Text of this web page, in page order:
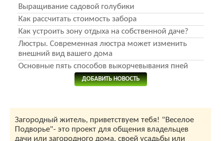
Выращивание садовой голубики
Как рассчитать стоимость забора
Как устроить зону отдыха на собственной даче?
Люстры. Современная люстра может изменить
внешний вид вашего дома
Основные пять способов выкорчевывания пней
ДОБАВИТЬ НОВОСТЬ
Загородный житель, приветствуем тебя! "Веселое
Подворье"- это проект для общения владельцев
дачи или загородного дома, своей усадьбы или